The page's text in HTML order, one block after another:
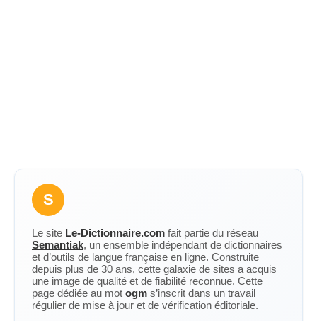
S
Le site Le-Dictionnaire.com fait partie du réseau
Semantiak, un ensemble indépendant de dictionnaires
et d’outils de langue française en ligne. Construite
depuis plus de 30 ans, cette galaxie de sites a acquis
une image de qualité et de fiabilité reconnue. Cette
page dédiée au mot ogm s’inscrit dans un travail
régulier de mise à jour et de vérification éditoriale.